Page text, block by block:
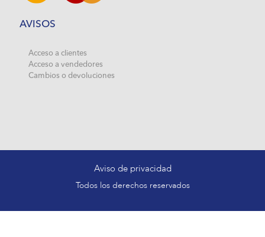
AVISOS
Acceso a clientes
Acceso a vendedores
Cambios o devoluciones
Aviso de privacidad
Todos los derechos reservados